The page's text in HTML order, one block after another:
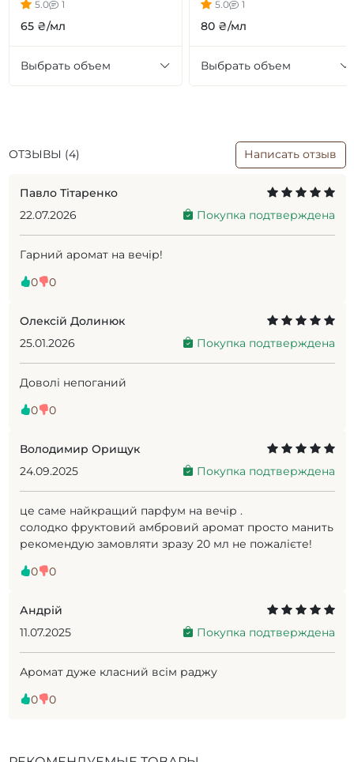
5.0 1
65 ₴/мл
Выбрать объем
5.0 1
80 ₴/мл
Выбрать объем
Павло Тітаренко
22.07.2026
Покупка подтверждена
Гарний аромат на вечір!
0
0
Олексій Долинюк
25.01.2026
Покупка подтверждена
Доволі непоганий
0
0
Володимир Орищук
24.09.2025
Покупка подтверждена
це саме найкращий парфум на вечір .
солодко фруктовий амбровий аромат просто манить
рекомендую замовляти зразу 20 мл не пожалієте!
0
0
Андрій
11.07.2025
Покупка подтверждена
Аромат дуже класний всім раджу
0
0
ОТЗЫВЫ (4) Написать отзыв